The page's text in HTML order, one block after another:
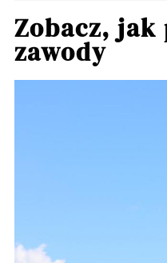
Zobacz, jak
zawody